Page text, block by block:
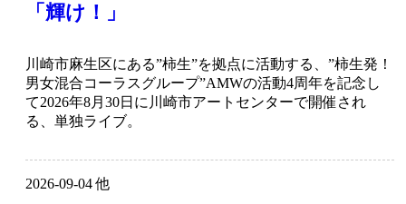
「輝け！」
川崎市麻生区にある”柿生”を拠点に活動する、”柿生発！
男女混合コーラスグループ”AMWの活動4周年を記念し
て2026年8月30日に川崎市アートセンターで開催され
る、単独ライブ。
2026-09-04 他